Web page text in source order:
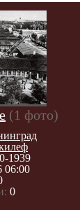
(1 фото)
1939
06:00
0